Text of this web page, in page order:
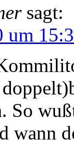
sagt:
um
So
wann